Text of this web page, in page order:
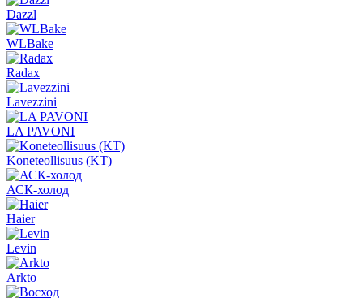
Dazzl
WLBake
Radax
Lavezzini
LA PAVONI
Koneteollisuus (KT)
АСК-холод
Haier
Levin
Arkto